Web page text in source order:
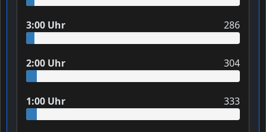
3:00 Uhr 286
2:00 Uhr 304
1:00 Uhr 333